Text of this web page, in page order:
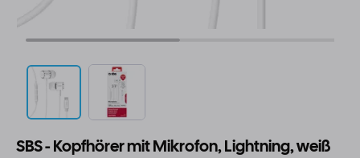
SBS - Kopfhörer mit Mikrofon, Lightning, weiß